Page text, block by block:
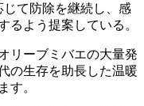
て防除を継続し、感
るよう提案している。
リーブミバエの大量発
の生存を助長した温暖
す。